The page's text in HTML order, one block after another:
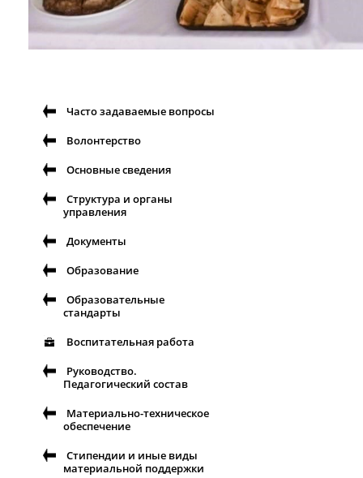
Часто задаваемые вопросы
Волонтерство
Основные сведения
Структура и органы
управления
Документы
Образование
Образовательные
стандарты
Воспитательная работа
Руководство.
Педагогический состав
Материально-техническое
обеспечение
Стипендии и иные виды
материальной поддержки